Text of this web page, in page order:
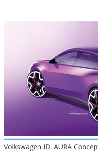
Volkswagen ID. AURA